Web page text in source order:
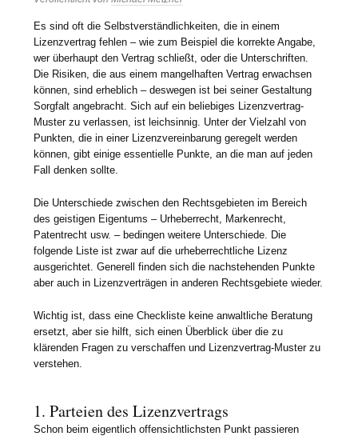
Es sind oft die Selbstverständlichkeiten, die in einem
Lizenzvertrag fehlen – wie zum Beispiel die korrekte Angabe,
wer überhaupt den Vertrag schließt, oder die Unterschriften.
Die Risiken, die aus einem mangelhaften Vertrag erwachsen
können, sind erheblich – deswegen ist bei seiner Gestaltung
Sorgfalt angebracht. Sich auf ein beliebiges Lizenzvertrag-
Muster zu verlassen, ist leichsinnig. Unter der Vielzahl von
Punkten, die in einer Lizenzvereinbarung geregelt werden
können, gibt einige essentielle Punkte, an die man auf jeden
Fall denken sollte.
Die Unterschiede zwischen den Rechtsgebieten im Bereich
des geistigen Eigentums – Urheberrecht, Markenrecht,
Patentrecht usw. – bedingen weitere Unterschiede. Die
folgende Liste ist zwar auf die urheberrechtliche Lizenz
ausgerichtet. Generell finden sich die nachstehenden Punkte
aber auch in Lizenzverträgen in anderen Rechtsgebiete wieder.
Wichtig ist, dass eine Checkliste keine anwaltliche Beratung
ersetzt, aber sie hilft, sich einen Überblick über die zu
klärenden Fragen zu verschaffen und Lizenzvertrag-Muster zu
verstehen.
1. Parteien des Lizenzvertrags
Schon beim eigentlich offensichtlichsten Punkt passieren